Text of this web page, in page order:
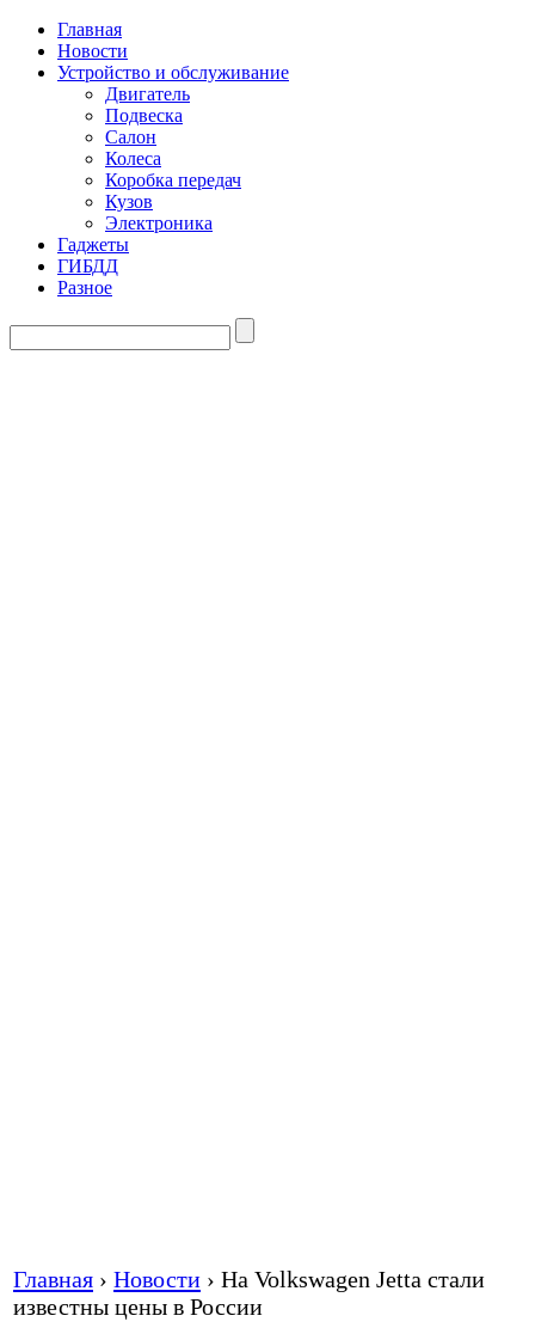
Главная
Новости
Устройство и обслуживание
Двигатель
Подвеска
Салон
Колеса
Коробка передач
Кузов
Электроника
Гаджеты
ГИБДД
Разное
Главная › Новости › На Volkswagen Jetta стали
известны цены в России